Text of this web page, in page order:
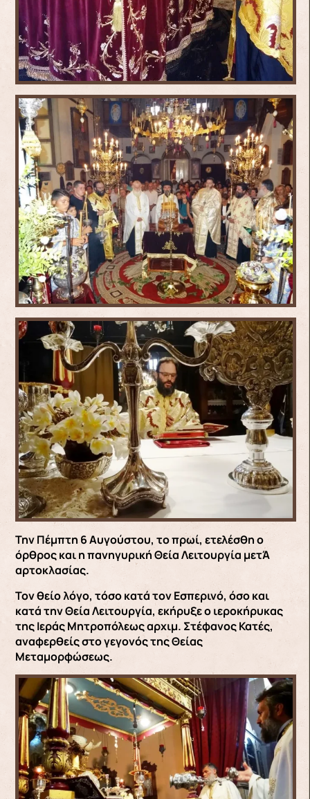
Την Πέμπτη 6 Αυγούστου, το πρωί, ετελέσθη ο
όρθρος και η πανηγυρική Θεία Λειτουργία μετΆ
αρτοκλασίας.
Τον θείο λόγο, τόσο κατά τον Εσπερινό, όσο και
κατά την Θεία Λειτουργία, εκήρυξε ο ιεροκήρυκας
της Ιεράς Μητροπόλεως αρχιμ. Στέφανος Κατές,
αναφερθείς στο γεγονός της Θείας
Μεταμορφώσεως.